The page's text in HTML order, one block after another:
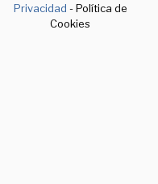
Privacidad - Política de
Cookies